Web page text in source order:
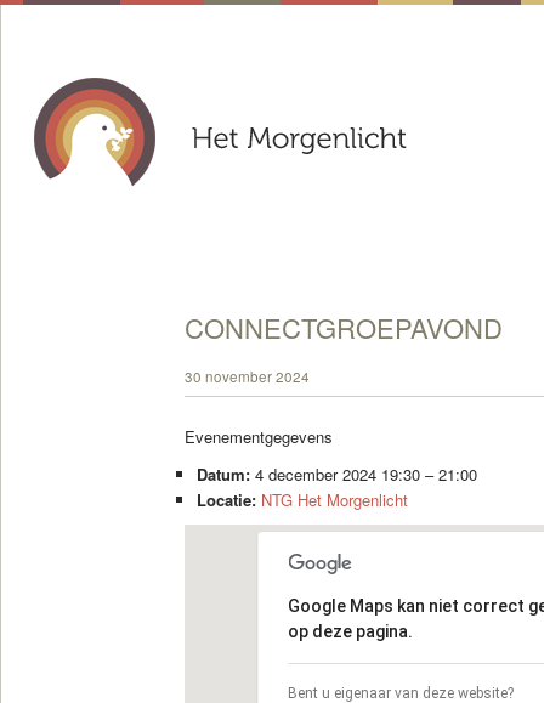
CONNECTGROEPAVOND
30 november 2024
Evenementgegevens
Datum: 4 december 2024 19:30–21:00
Locatie: NTG Het Morgenlicht
Google Maps kan niet correct
op deze pagina.
Bent u eigenaar van deze website?